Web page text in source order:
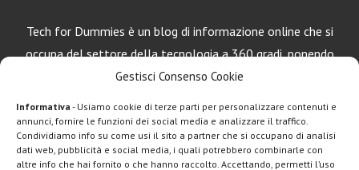
Gestisci Consenso Cookie
Informativa - Usiamo cookie di terze parti per personalizzare contenuti e
annunci, fornire le funzioni dei social media e analizzare il traffico.
Condividiamo info su come usi il sito a partner che si occupano di analisi
dati web, pubblicità e social media, i quali potrebbero combinarle con
altre info che hai fornito o che hanno raccolto. Accettando, permetti l’uso
Tech for Dummies è un blog di informazione online che si
occupa del settore della tecnologia a 360 gradi, ponendo
una particolare attenzione al mondo Android, Apple e
LEGGI ANCHE